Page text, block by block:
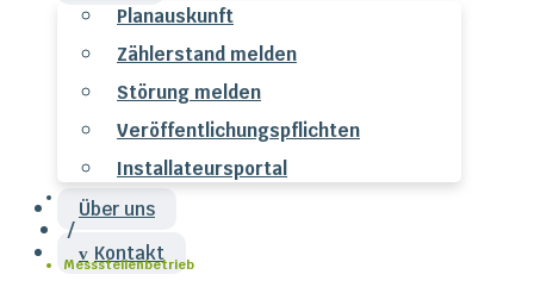
Planauskunft
Zählerstand melden
Störung melden
Veröffentlichungspflichten
Installateursportal
Über uns
Kontakt
/
Messstellenbetrieb